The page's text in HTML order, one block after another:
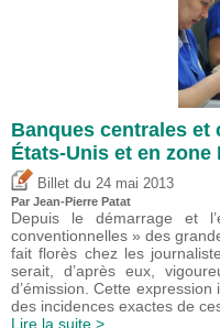
Banques centrales et
États-Unis et en zone
Billet du 24 mai 2013
Par Jean-Pierre Patat
Depuis le démarrage et
conventionnelles » des
fait florès chez les
serait, d’après eux,
d’émission. Cette
des incidences exactes de
Lire la suite >